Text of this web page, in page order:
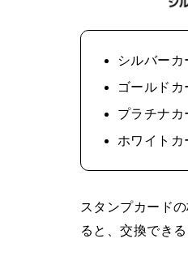
シルバーカ
ゴールドカ
プラチナカ
ホワイトカ
スタンプカード
ると、交換でき